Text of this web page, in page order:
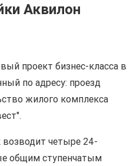
Аквилон
проект бизнес-класса в
по адресу: проезд
жилого комплекса
возводит четыре 24-
общим ступенчатым